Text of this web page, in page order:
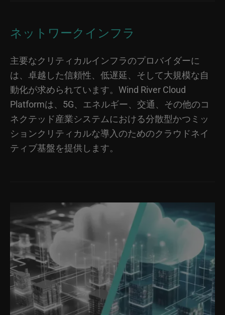
ネットワークインフラ
主要なクリティカルインフラのプロバイダーに
は、卓越した信頼性、低遅延、そして大規模な自
動化が求められています。Wind River Cloud
Platformは、5G、エネルギー、交通、その他のコ
ネクテッド産業システムにおける分散型かつミッ
ションクリティカルな導入のためのクラウドネイ
ティブ基盤を提供します。